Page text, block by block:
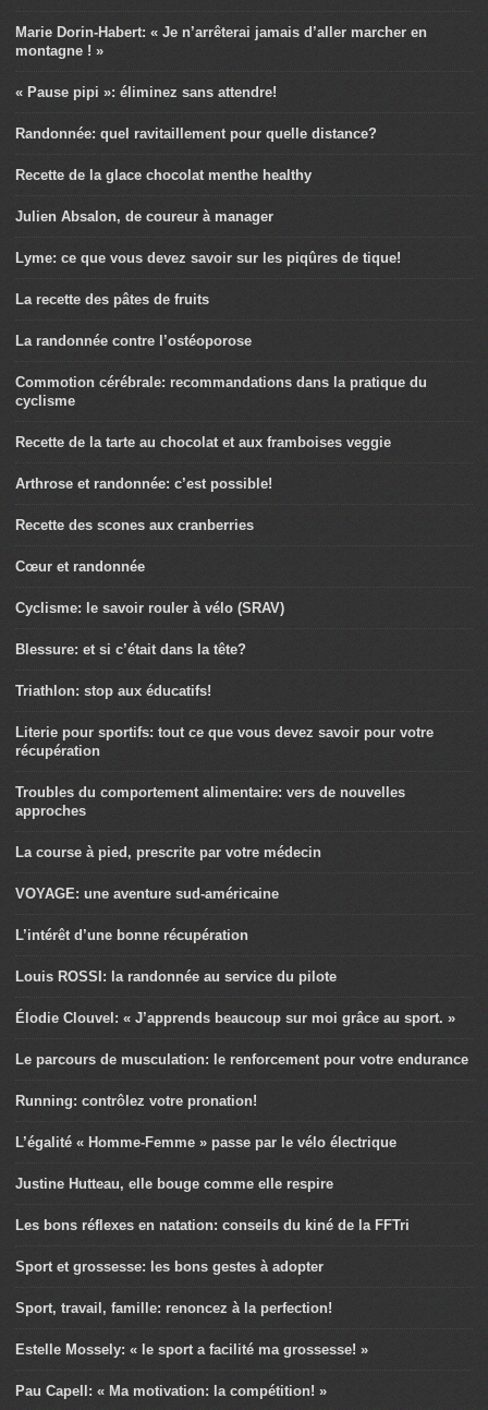
Marie Dorin-Habert: « Je n’arrêterai jamais d’aller marcher en
montagne ! »
« Pause pipi »: éliminez sans attendre!
Randonnée: quel ravitaillement pour quelle distance?
Recette de la glace chocolat menthe healthy
Julien Absalon, de coureur à manager
Lyme: ce que vous devez savoir sur les piqûres de tique!
La recette des pâtes de fruits
La randonnée contre l’ostéoporose
Commotion cérébrale: recommandations dans la pratique du
cyclisme
Recette de la tarte au chocolat et aux framboises veggie
Arthrose et randonnée: c’est possible!
Recette des scones aux cranberries
Cœur et randonnée
Cyclisme: le savoir rouler à vélo (SRAV)
Blessure: et si c’était dans la tête?
Triathlon: stop aux éducatifs!
Literie pour sportifs: tout ce que vous devez savoir pour votre
récupération
Troubles du comportement alimentaire: vers de nouvelles
approches
La course à pied, prescrite par votre médecin
VOYAGE: une aventure sud-américaine
L’intérêt d’une bonne récupération
Louis ROSSI: la randonnée au service du pilote
Élodie Clouvel: « J’apprends beaucoup sur moi grâce au sport. »
Le parcours de musculation: le renforcement pour votre endurance
Running: contrôlez votre pronation!
L’égalité « Homme-Femme » passe par le vélo électrique
Justine Hutteau, elle bouge comme elle respire
Les bons réflexes en natation: conseils du kiné de la FFTri
Sport et grossesse: les bons gestes à adopter
Sport, travail, famille: renoncez à la perfection!
Estelle Mossely: « le sport a facilité ma grossesse! »
Pau Capell: « Ma motivation: la compétition! »